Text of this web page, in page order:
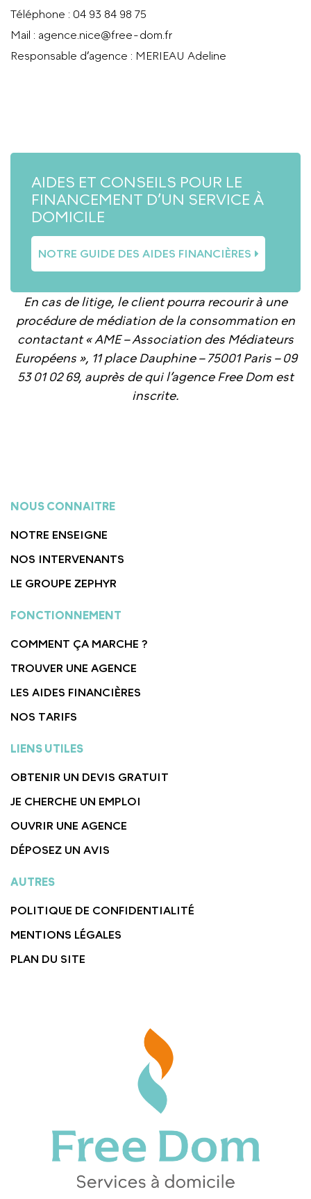
Téléphone : 04 93 84 98 75
Mail : agence.nice@free-dom.fr
Responsable d’agence : MERIEAU Adeline
AIDES ET CONSEILS POUR LE
FINANCEMENT D’UN SERVICE À
DOMICILE
NOTRE GUIDE DES AIDES FINANCIÈRES
En cas de litige, le client pourra recourir à une
procédure de médiation de la consommation en
contactant « AME – Association des Médiateurs
Européens », 11 place Dauphine – 75001 Paris – 09
53 01 02 69, auprès de qui l’agence Free Dom est
inscrite.
NOUS CONNAITRE
NOTRE ENSEIGNE
NOS INTERVENANTS
LE GROUPE ZEPHYR
FONCTIONNEMENT
COMMENT ÇA MARCHE ?
TROUVER UNE AGENCE
LES AIDES FINANCIÈRES
NOS TARIFS
LIENS UTILES
OBTENIR UN DEVIS GRATUIT
JE CHERCHE UN EMPLOI
OUVRIR UNE AGENCE
DÉPOSEZ UN AVIS
AUTRES
POLITIQUE DE CONFIDENTIALITÉ
MENTIONS LÉGALES
PLAN DU SITE